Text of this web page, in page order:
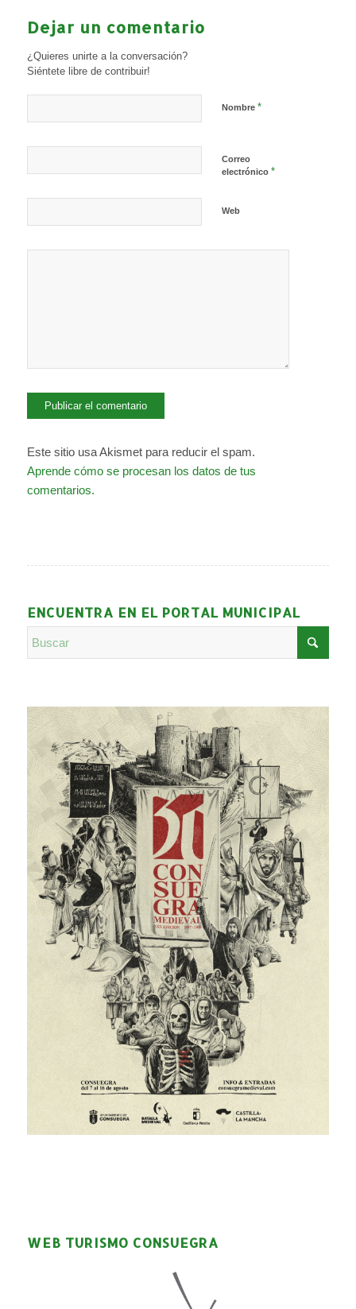
Dejar un comentario
¿Quieres unirte a la conversación?
Siéntete libre de contribuir!
Nombre *
Correo
electrónico *
Web
Este sitio usa Akismet para reducir el spam.
Aprende cómo se procesan los datos de tus
comentarios.
ENCUENTRA EN EL PORTAL MUNICIPAL
WEB TURISMO CONSUEGRA